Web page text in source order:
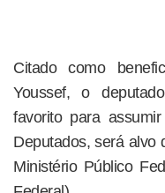
Citado como
Youssef, o
favorito para
Deputados, será alvo
Ministério Público